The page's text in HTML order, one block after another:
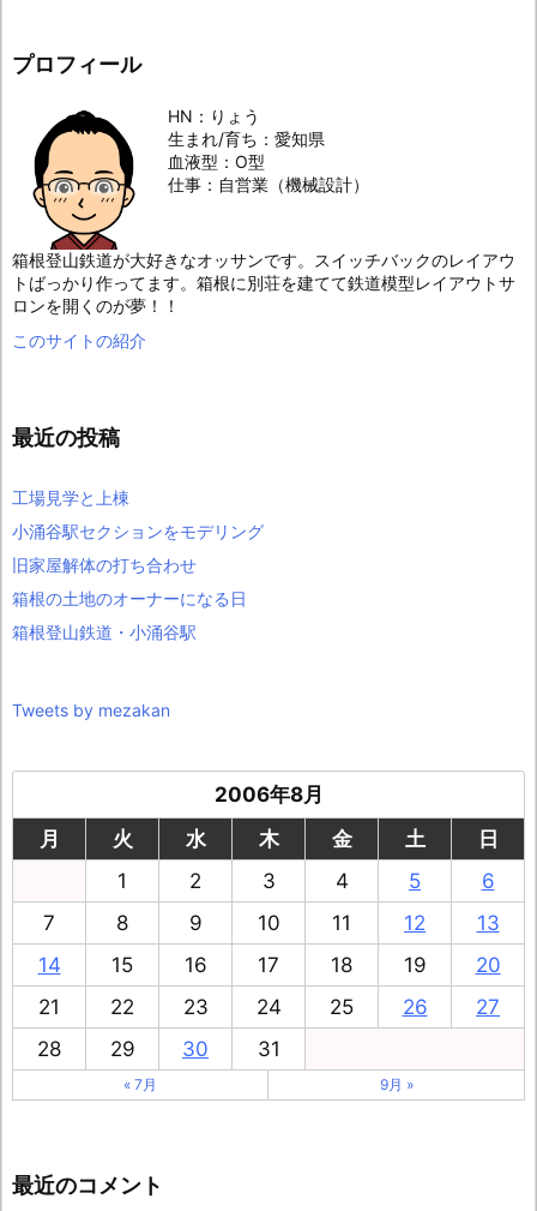
プロフィール
HN：りょう
生まれ/育ち：愛知県
血液型：O型
仕事：自営業（機械設計）
箱根登山鉄道が大好きなオッサンです。スイッチバックのレイアウ
トばっかり作ってます。箱根に別荘を建てて鉄道模型レイアウトサ
ロンを開くのが夢！！
このサイトの紹介
最近の投稿
工場見学と上棟
小涌谷駅セクションをモデリング
旧家屋解体の打ち合わせ
箱根の土地のオーナーになる日
箱根登山鉄道・小涌谷駅
Tweets by mezakan
2006年8月
月
火 水 木 金 土
日
1
2 3 4 5
6
7
8 9 10 11 12
13
14
15 16 17 18 19
20
21
22 23 24 25 26
27
28
29 30 31
« 7月 9月 »
最近のコメント